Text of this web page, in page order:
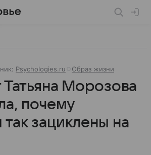
Psychologies.ru Образ жизни
Татьяна Морозова
почему
зациклены на